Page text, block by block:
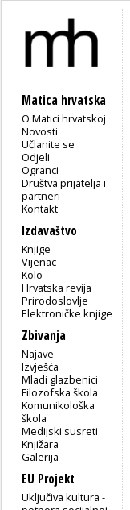
Matica hrvatska
O Matici hrvatskoj
Novosti
Učlanite se
Odjeli
Ogranci
Društva prijatelja i
partneri
Kontakt
Izdavaštvo
Knjige
Vijenac
Kolo
Hrvatska revija
Prirodoslovlje
Elektroničke knjige
Zbivanja
Najave
Izvješća
Mladi glazbenici
Filozofska škola
Komunikološka
škola
Medijski susreti
Knjižara
Galerija
EU Projekt
Uključiva kultura -